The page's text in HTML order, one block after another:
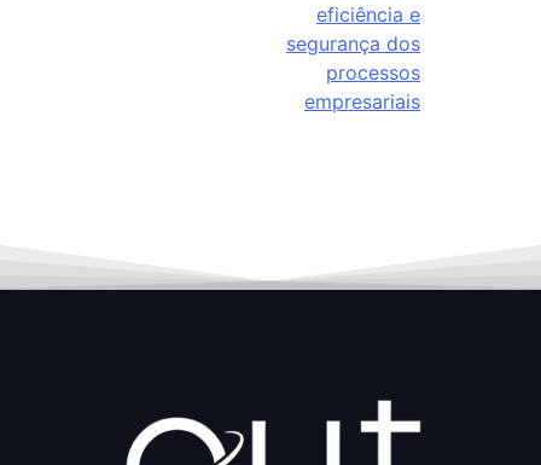
eficiência e
segurança dos
processos
empresariais